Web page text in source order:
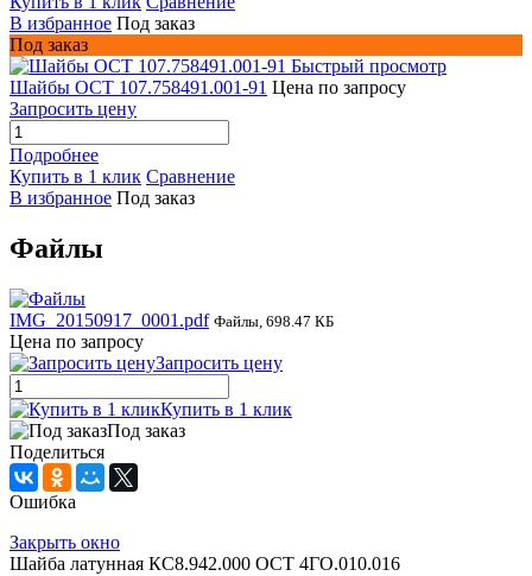
В избранное Под заказ
Под заказ
Быстрый просмотр
Шайбы ОСТ 107.758491.001-91 Цена по запросу
Запросить цену
Подробнее
Купить в 1 клик Сравнение
В избранное Под заказ
Файлы
IMG_20150917_0001.pdf Файлы, 698.47 КБ
Цена по запросу
Запросить цену
Купить в 1 клик
Под заказ
Поделиться
Ошибка
Закрыть окно
Шайба латунная КС8.942.000 ОСТ 4ГО.010.016